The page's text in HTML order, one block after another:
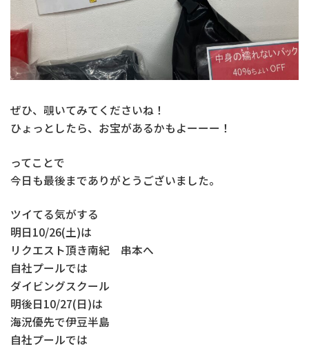
ぜひ、覗いてみてくださいね！
ひょっとしたら、お宝があるかもよーーー！
ってことで
今日も最後までありがとうございました。
ツイてる気がする
明日10/26(土)は
リクエスト頂き南紀 串本へ
自社プールでは
ダイビングスクール
明後日10/27(日)は
海況優先で伊豆半島
自社プールでは